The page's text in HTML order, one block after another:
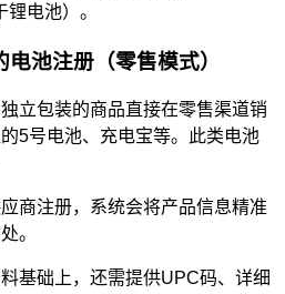
电池）。
池注册（零售模式）
立包装的商品直接在零售渠道销
5号电池、充电宝等。此类电池
商注册，系统会将产品信息精准
。
基础上，还需提供UPC码、详细